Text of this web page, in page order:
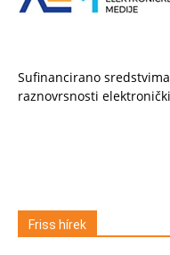
Sufinancirano
raznovrsnosti
Friss hírek